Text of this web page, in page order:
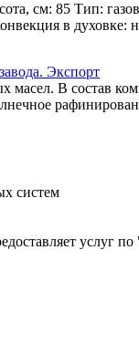
см: 85 Тип:
в духовке:
Экспорт
В состав
систем